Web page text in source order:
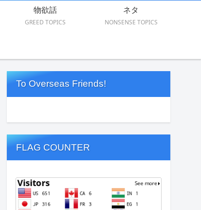
物欲話
GREED TOPICS
ネタ
NONSENSE TOPICS
To Overseas Friends!
FLAG COUNTER